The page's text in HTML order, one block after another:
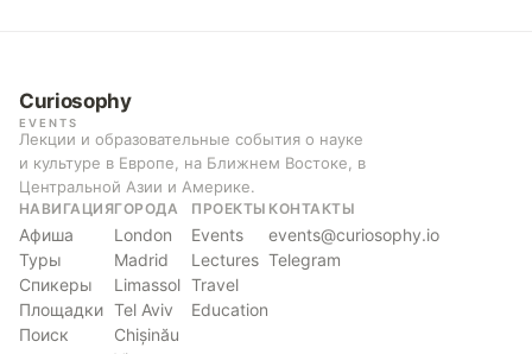
Curiosophy
EVENTS
Лекции и образовательные события о науке
и культуре в Европе, на Ближнем Востоке, в
Центральной Азии и Америке.
НАВИГАЦИЯ
Афиша
Туры
Спикеры
Площадки
Поиск
ГОРОДА
London
Madrid
Limassol
Tel Aviv
Chișinău
ПРОЕКТЫ
Events
Lectures
Travel
Education
КОНТАКТЫ
events@curiosophy.io
Telegram